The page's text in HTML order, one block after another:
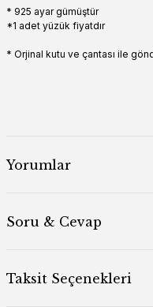
* 925 ayar gümüştür
*1 adet yüzük fiyatdır
* Orjinal kutu ve çantası ile
Yorumlar
Soru & Cevap
Taksit Seçenekleri